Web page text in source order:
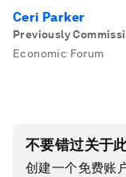
Ceri Parker
Previously
Economic Forum
不要错过关于
创建一个免费账